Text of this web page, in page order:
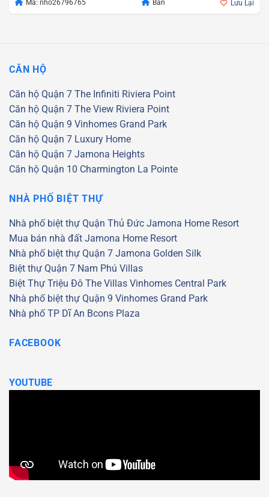
Mã: nho26796765 Bán Lưu Lại
CĂN HỘ
Căn hộ Quận 7 The Infiniti Riviera Point
Căn hộ Quận 7 The View Riviera Point
Căn hộ Quận 9 Vinhomes Grand Park
Căn hộ Quận 7 Luxury Home
Căn hộ Quận 7 Jamona Heights
Căn hộ Quận 10 Charmington La Pointe
NHÀ PHỐ BIỆT THỰ
Nhà phố biệt thự Quận Thủ Đức Jamona Home Resort
Mua bán nhà đất Jamona Home Resort
Nhà phố biệt thự Quận 7 Jamona Golden Silk
Biệt thự Quận 7 Nam Phú Villas
Biệt Thự Triệu Đô The Villas Vinhomes Central Park
Nhà phố biệt thự Quận 9 Vinhomes Grand Park
Nhà phố TP Dĩ An Bcons Plaza
FACEBOOK
YOUTUBE